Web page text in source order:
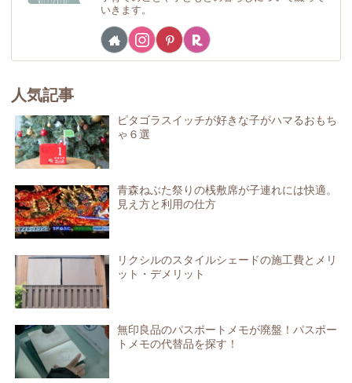
いきます。
人気記事
ピタゴラスイッチが好きな子がハマるおもち
ゃ６選
青森ねぶた祭りの桟敷席が子連れには快適。
見え方と利用の仕方
リクシルのスタイルシェードの施工費とメリ
ット・デメリット
無印良品のパスポートメモが廃盤！パスポー
トメモの代替品を探す！